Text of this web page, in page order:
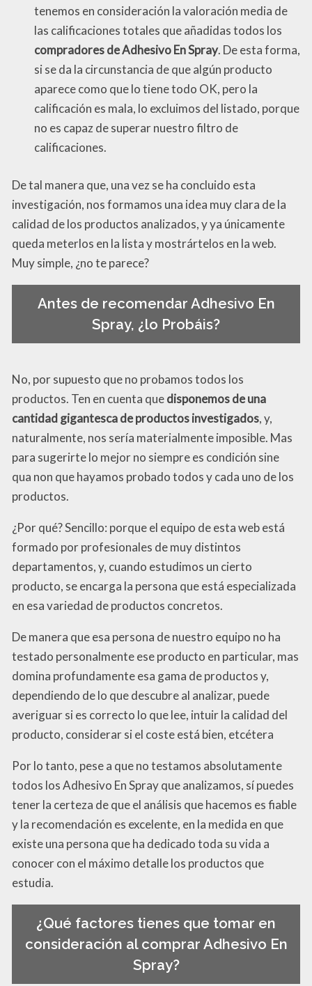
tenemos en consideración la valoración media de
las calificaciones totales que añadidas todos los
compradores de Adhesivo En Spray. De esta forma,
si se da la circunstancia de que algún producto
aparece como que lo tiene todo OK, pero la
calificación es mala, lo excluimos del listado, porque
no es capaz de superar nuestro filtro de
calificaciones.
De tal manera que, una vez se ha concluido esta
investigación, nos formamos una idea muy clara de la
calidad de los productos analizados, y ya únicamente
queda meterlos en la lista y mostrártelos en la web.
Muy simple, ¿no te parece?
Antes de recomendar Adhesivo En
Spray, ¿lo Probáis?
No, por supuesto que no probamos todos los
productos. Ten en cuenta quedisponemos de una
cantidad gigantesca de productos investigados, y,
naturalmente, nos sería materialmente imposible. Mas
para sugerirte lo mejor no siempre es condición sine
qua non que hayamos probado todos y cada uno de los
productos.
¿Por qué? Sencillo: porque el equipo de esta web está
formado por profesionales de muy distintos
departamentos, y, cuando estudimos un cierto
producto, se encarga la persona que está especializada
en esa variedad de productos concretos.
De manera que esa persona de nuestro equipo no ha
testado personalmente ese producto en particular, mas
domina profundamente esa gama de productos y,
dependiendo de lo que descubre al analizar, puede
averiguar si es correcto lo que lee, intuir la calidad del
producto, considerar si el coste está bien, etcétera
Por lo tanto, pese a que no testamos absolutamente
todos los Adhesivo En Spray que analizamos, sí puedes
tener la certeza de que el análisis que hacemos es fiable
y la recomendación es excelente, en la medida en que
existe una persona que ha dedicado toda su vida a
conocer con el máximo detalle los productos que
estudia.
¿Qué factores tienes que tomar en
consideración al comprar Adhesivo En
Spray?